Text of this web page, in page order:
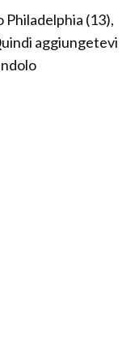
(13),
aggiungetevi